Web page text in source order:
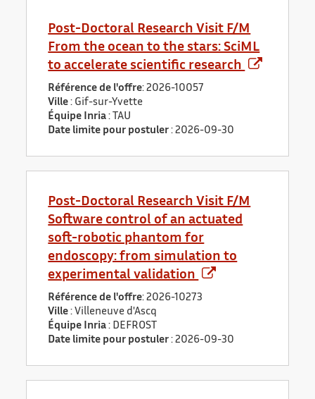
Post-Doctoral Research Visit F/M
From the ocean to the stars: SciML
to accelerate scientific research
Référence de l'offre: 2026-10057
Ville : Gif-sur-Yvette
Équipe Inria : TAU
Date limite pour postuler :2026-09-30
Post-Doctoral Research Visit F/M
Software control of an actuated
soft-robotic phantom for
endoscopy: from simulation to
experimental validation
Référence de l'offre: 2026-10273
Ville : Villeneuve d'Ascq
Équipe Inria : DEFROST
Date limite pour postuler :2026-09-30